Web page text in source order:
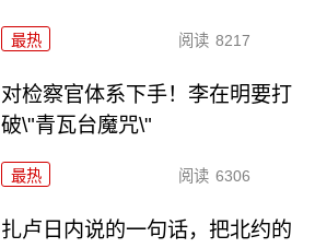
最热 阅读 8217
对检察官体系下手！李在明要打
破\"青瓦台魔咒\"
最热 阅读 6306
扎卢日内说的一句话，把北约的